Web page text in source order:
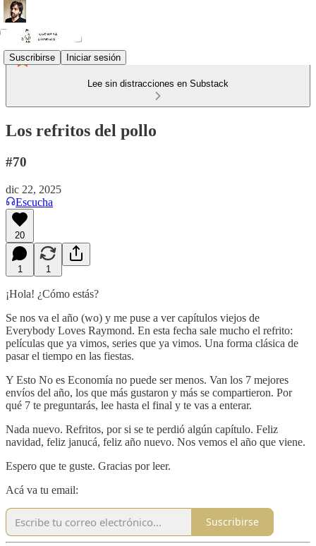
Suscribirse Iniciar sesión
Lee sin distracciones en Substack
Los refritos del pollo
#70
dic 22, 2025
Escucha
20
1 1
¡Hola! ¿Cómo estás?
Se nos va el año (wo) y me puse a ver capítulos viejos de
Everybody Loves Raymond. En esta fecha sale mucho el refrito:
películas que ya vimos, series que ya vimos. Una forma clásica de
pasar el tiempo en las fiestas.
Y Esto No es Economía no puede ser menos. Van los 7 mejores
envíos del año, los que más gustaron y más se compartieron. Por
qué 7 te preguntarás, lee hasta el final y te vas a enterar.
Nada nuevo. Refritos, por si se te perdió algún capítulo. Feliz
navidad, feliz janucá, feliz año nuevo. Nos vemos el año que viene.
Espero que te guste. Gracias por leer.
Acá va tu email:
Suscribirse